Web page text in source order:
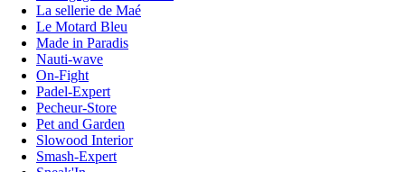
La sellerie de Maé
Le Motard Bleu
Made in Paradis
Nauti-wave
On-Fight
Padel-Expert
Pecheur-Store
Pet and Garden
Slowood Interior
Smash-Expert